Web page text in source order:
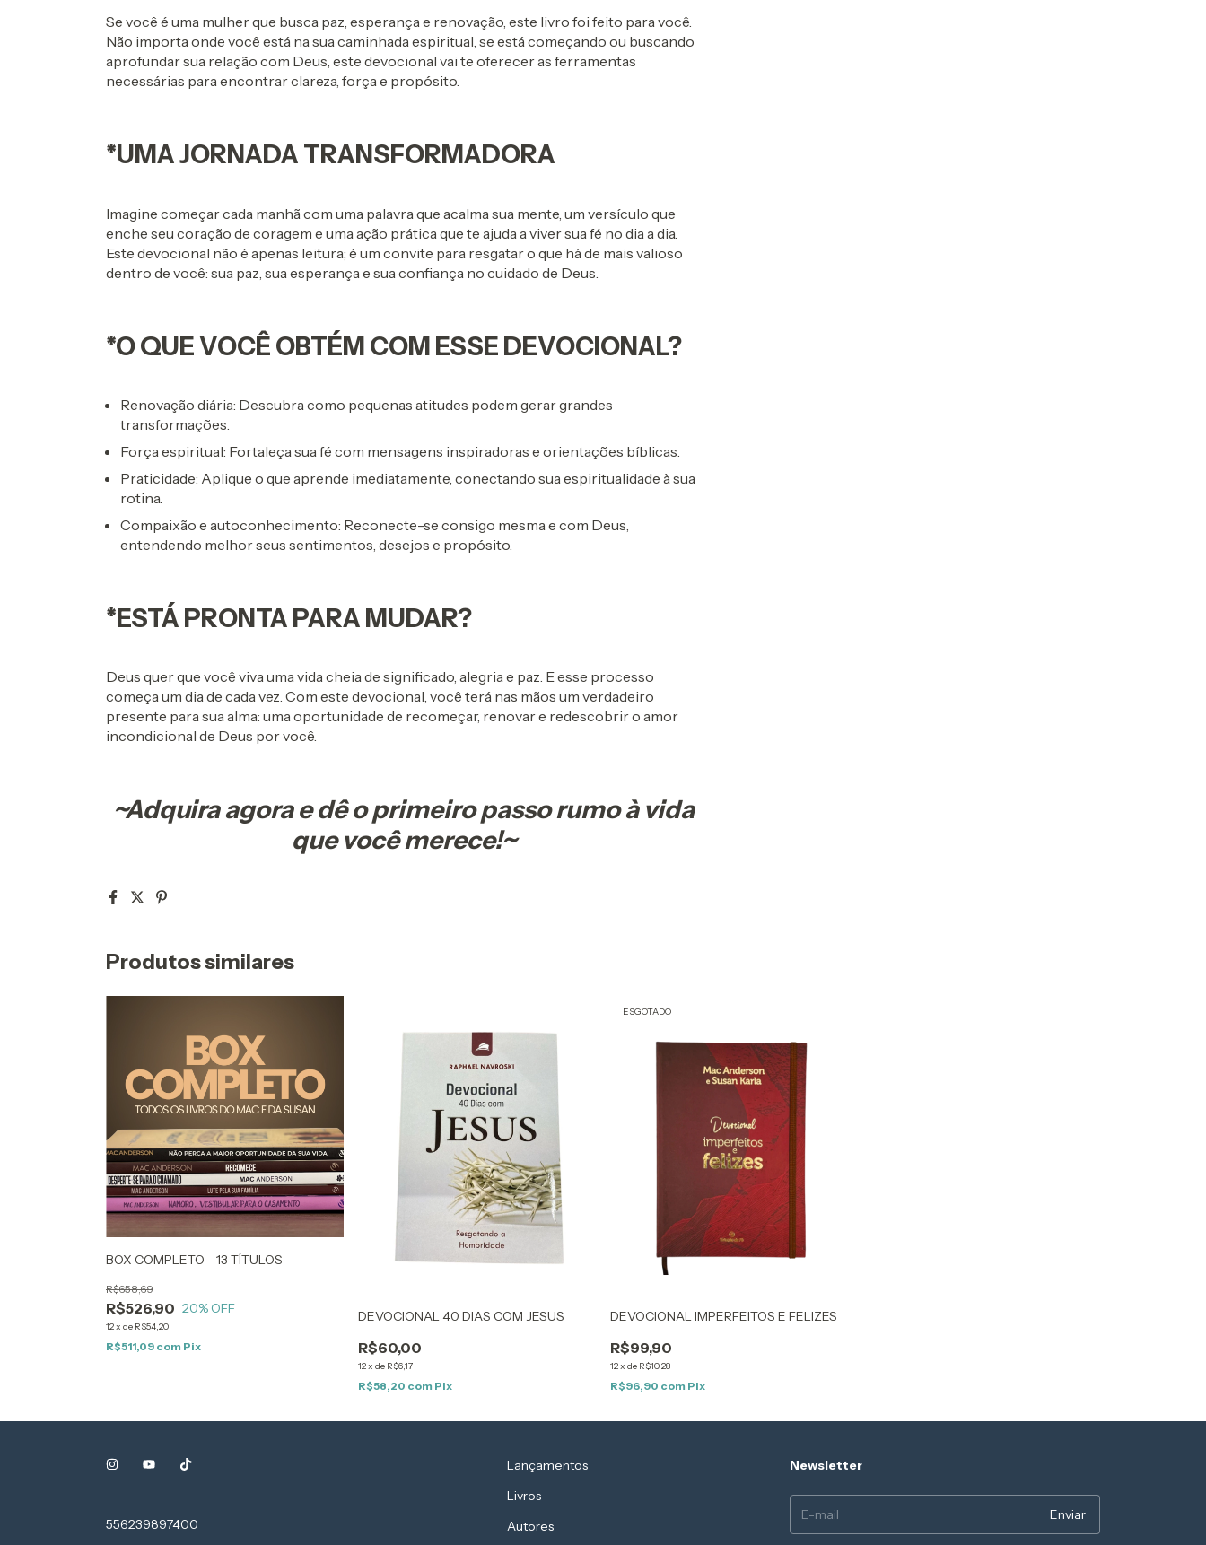
Se você é uma mulher que busca paz, esperança e renovação, este livro foi feito para você.
Não importa onde você está na sua caminhada espiritual, se está começando ou buscando
aprofundar sua relação com Deus, este devocional vai te oferecer as ferramentas
necessárias para encontrar clareza, força e propósito.
*UMA JORNADA TRANSFORMADORA
Imagine começar cada manhã com uma palavra que acalma sua mente, um versículo que
enche seu coração de coragem e uma ação prática que te ajuda a viver sua fé no dia a dia.
Este devocional não é apenas leitura; é um convite para resgatar o que há de mais valioso
dentro de você: sua paz, sua esperança e sua confiança no cuidado de Deus.
*O QUE VOCÊ OBTÉM COM ESSE DEVOCIONAL?
Renovação diária: Descubra como pequenas atitudes podem gerar grandes
transformações.
Força espiritual: Fortaleça sua fé com mensagens inspiradoras e orientações bíblicas.
Praticidade: Aplique o que aprende imediatamente, conectando sua espiritualidade à sua
rotina.
Compaixão e autoconhecimento: Reconecte-se consigo mesma e com Deus,
entendendo melhor seus sentimentos, desejos e propósito.
*ESTÁ PRONTA PARA MUDAR?
Deus quer que você viva uma vida cheia de significado, alegria e paz. E esse processo
começa um dia de cada vez. Com este devocional, você terá nas mãos um verdadeiro
presente para sua alma: uma oportunidade de recomeçar, renovar e redescobrir o amor
incondicional de Deus por você.
~Adquira agora e dê o primeiro passo rumo à vida
que você merece!~
Produtos similares
BOX COMPLETO - 13 TÍTULOS
R$526,90
R$658,69
20% OFF
12x de R$54,20
R$511,09 com Pix
DEVOCIONAL 40 DIAS COM JESUS
R$60,00
12x de R$6,17
R$58,20 com Pix
ESGOTADO
DEVOCIONAL IMPERFEITOS E FELIZES
R$99,90
12x de R$10,28
R$96,90 com Pix
556239897400
Lançamentos
Livros
Autores
Newsletter